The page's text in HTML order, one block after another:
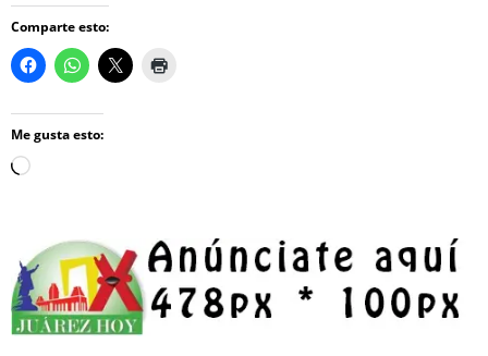
Comparte esto:
Me gusta esto:
Loading…